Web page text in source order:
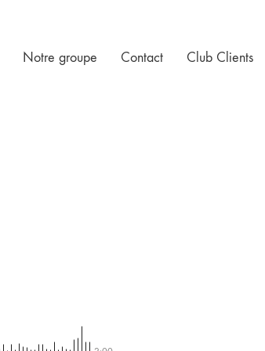
Notre groupe Contact Club Clients